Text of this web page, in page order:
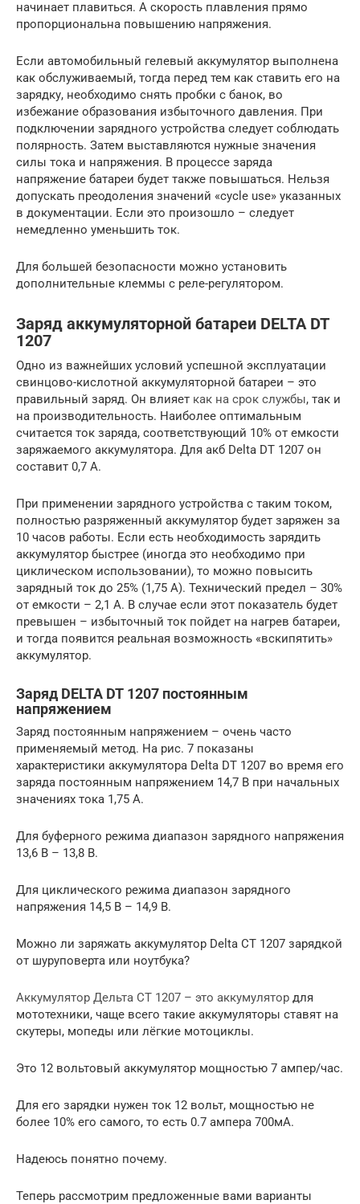
начинает плавиться. А скорость плавления прямо
пропорциональна повышению напряжения.
Если автомобильный гелевый аккумулятор выполнена
как обслуживаемый, тогда перед тем как ставить его на
зарядку, необходимо снять пробки с банок, во
избежание образования избыточного давления. При
подключении зарядного устройства следует соблюдать
полярность. Затем выставляются нужные значения
силы тока и напряжения. В процессе заряда
напряжение батареи будет также повышаться. Нельзя
допускать преодоления значений «cycle use» указанных
в документации. Если это произошло – следует
немедленно уменьшить ток.
Для большей безопасности можно установить
дополнительные клеммы с реле-регулятором.
Заряд аккумуляторной батареи DELTA DT
1207
Одно из важнейших условий успешной эксплуатации
свинцово-кислотной аккумуляторной батареи – это
правильный заряд. Он влияет как на срок службы, так и
на производительность. Наиболее оптимальным
считается ток заряда, соответствующий 10% от емкости
заряжаемого аккумулятора. Для акб Delta DT 1207 он
составит 0,7 А.
При применении зарядного устройства с таким током,
полностью разряженный аккумулятор будет заряжен за
10 часов работы. Если есть необходимость зарядить
аккумулятор быстрее (иногда это необходимо при
циклическом использовании), то можно повысить
зарядный ток до 25% (1,75 А). Технический предел – 30%
от емкости – 2,1 А. В случае если этот показатель будет
превышен – избыточный ток пойдет на нагрев батареи,
и тогда появится реальная возможность «вскипятить»
аккумулятор.
Заряд DELTA DT 1207 постоянным
напряжением
Заряд постоянным напряжением – очень часто
применяемый метод. На рис. 7 показаны
характеристики аккумулятора Delta DT 1207 во время его
заряда постоянным напряжением 14,7 В при начальных
значениях тока 1,75 А.
Для буферного режима диапазон зарядного напряжения
13,6 В – 13,8 В.
Для циклического режима диапазон зарядного
напряжения 14,5 В – 14,9 В.
Можно ли заряжать аккумулятор Delta CT 1207 зарядкой
от шуруповерта или ноутбука?
Аккумулятор Дельта СТ 1207 – это аккумулятор для
мототехники, чаще всего такие аккумуляторы ставят на
скутеры, мопеды или лёгкие мотоциклы.
Это 12 вольтовый аккумулятор мощностью 7 ампер/час.
Для его зарядки нужен ток 12 вольт, мощностью не
более 10% его самого, то есть 0.7 ампера 700мА.
Надеюсь понятно почему.
Теперь рассмотрим предложенные вами варианты